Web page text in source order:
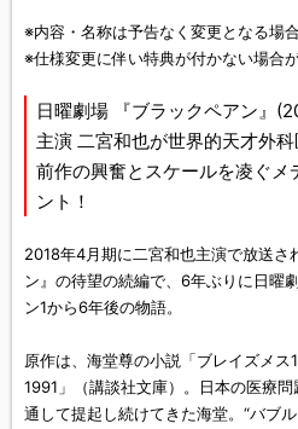
※内容・名称は予告なく変更となる場
※仕様変更に伴い特典が付かない場合が
日曜劇場 『ブラックペアン』
主演 二宮和也が世界的天才外
前作の興奮とスケールを凌ぐメ
ント！
2018年4月期に二宮和也主演で放送さ
ン』の待望の続編で、6年ぶりに日曜
ン1から6年後の物語。
原作は、海堂尊の小説「ブレイズメ
1991」（講談社文庫）。日本の医療
通して提起し続けてきた海堂。“バブ